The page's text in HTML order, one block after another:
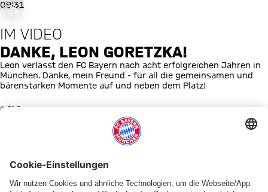
Danke, Leon Goretzka!
ist
occurred,
try again
later.
09:31
IM VIDEO
DANKE, LEON GORETZKA!
Leon verlässt den FC Bayern nach acht erfolgreichen Jahren in
München. Danke, mein Freund - für all die gemeinsamen und
bärenstarken Momente auf und neben dem Platz!
© FC Bayern